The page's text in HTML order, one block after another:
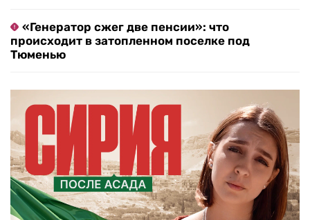
«Генератор сжег две пенсии»: что
происходит в затопленном поселке под
Тюменью